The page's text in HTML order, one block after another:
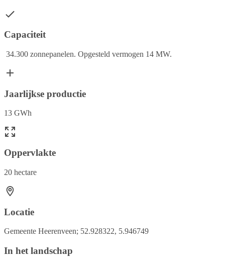
Capaciteit
34.300 zonnepanelen. Opgesteld vermogen 14 MW.
Jaarlijkse productie
13 GWh
Oppervlakte
20 hectare
Locatie
Gemeente Heerenveen; 52.928322, 5.946749
In het landschap